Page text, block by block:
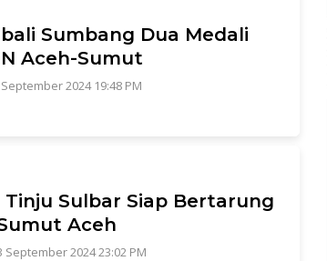
Sumbang Dua Medali
Aceh-Sumut
2024 19:48 PM
Sulbar Siap Bertarung
Aceh
September 2024 23:02 PM